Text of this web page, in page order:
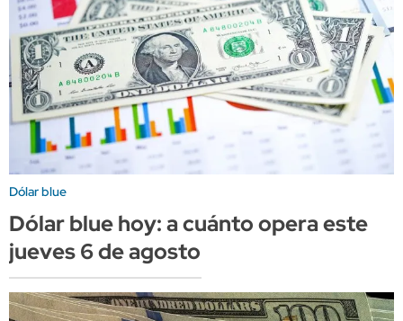
Dólar blue
Dólar blue hoy: a cuánto opera este
jueves 6 de agosto